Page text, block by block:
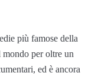
più famose della
mondo per oltre un
ed è ancora